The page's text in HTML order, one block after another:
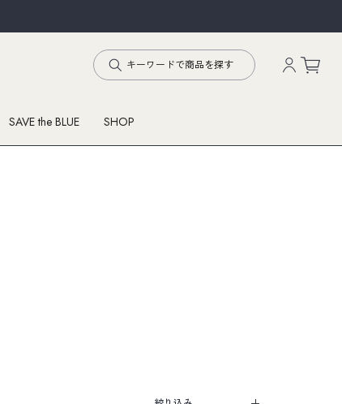
SAVE the BLUE SHOP